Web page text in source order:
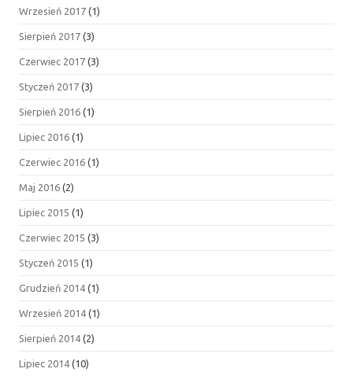
Wrzesień 2017 (1)
Sierpień 2017 (3)
Czerwiec 2017 (3)
Styczeń 2017 (3)
Sierpień 2016 (1)
Lipiec 2016 (1)
Czerwiec 2016 (1)
Maj 2016 (2)
Lipiec 2015 (1)
Czerwiec 2015 (3)
Styczeń 2015 (1)
Grudzień 2014 (1)
Wrzesień 2014 (1)
Sierpień 2014 (2)
Lipiec 2014 (10)